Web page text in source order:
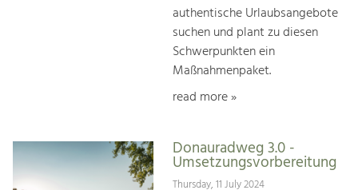
authentische Urlaubsangebote
suchen und plant zu diesen
Schwerpunkten ein
Maßnahmenpaket.
read more »
Donauradweg 3.0 -
Umsetzungsvorbereitung
Thursday, 11 July 2024